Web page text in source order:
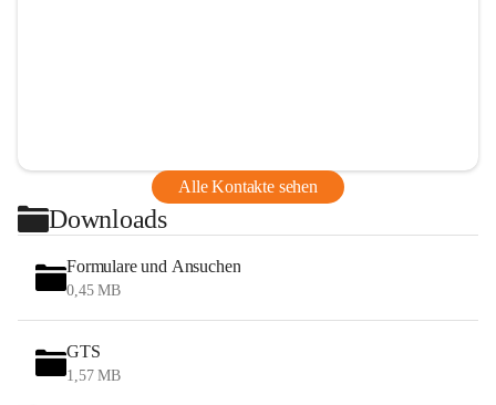
Alle Kontakte sehen
Downloads
Formulare und Ansuchen
0,45 MB
GTS
1,57 MB